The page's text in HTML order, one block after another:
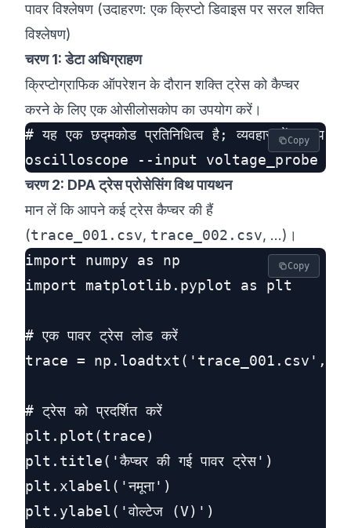
पावर विश्लेषण (उदाहरण: एक क्रिप्टो डिवाइस पर सरल शक्ति
विश्लेषण)
चरण 1: डेटा अधिग्राहण
क्रिप्टोग्राफिक ऑपरेशन के दौरान शक्ति ट्रेस को कैप्चर
करने के लिए एक ओसीलोसकोप का उपयोग करें।
# यह एक छद्मकोड प्रतिनिधित्व है; व्यवहार में, आप
Copy
चरण 2: DPA ट्रेस प्रोसेसिंग विथ पायथन
मान लें कि आपने कई ट्रेस कैप्चर की हैं
(trace_001.csv, trace_002.csv, ...)।
import numpy as np
import matplotlib.pyplot as plt
# एक पावर ट्रेस लोड करें
trace = np.loadtxt('trace_001.csv',
# ट्रेस को प्रदर्शित करें
plt.plot(trace)
plt.title('कैप्चर की गई पावर ट्रेस')
plt.xlabel('नमूना')
plt.ylabel('वोल्टेज (V)')
Copy